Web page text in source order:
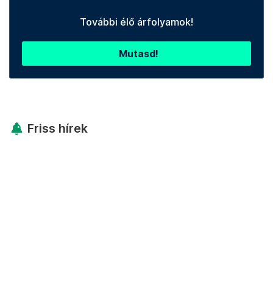
További élő árfolyamok!
Mutasd!
Friss hírek